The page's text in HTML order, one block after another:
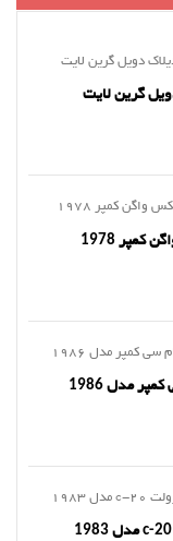
گرین لایت
1978
مدل 1986